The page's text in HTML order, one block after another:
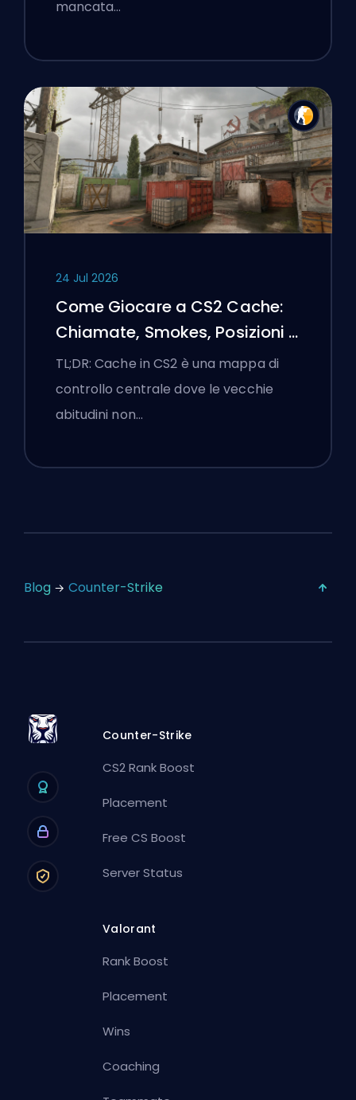
mancata…
24 Jul 2026
Come Giocare a CS2 Cache:
Chiamate, Smokes, Posizioni e
Suggerimenti Premier
TL;DR: Cache in CS2 è una mappa di
controllo centrale dove le vecchie
abitudini non…
Blog Counter-Strike
Counter-Strike
CS2 Rank Boost
Placement
Free CS Boost
Server Status
Valorant
Rank Boost
Placement
Wins
Coaching